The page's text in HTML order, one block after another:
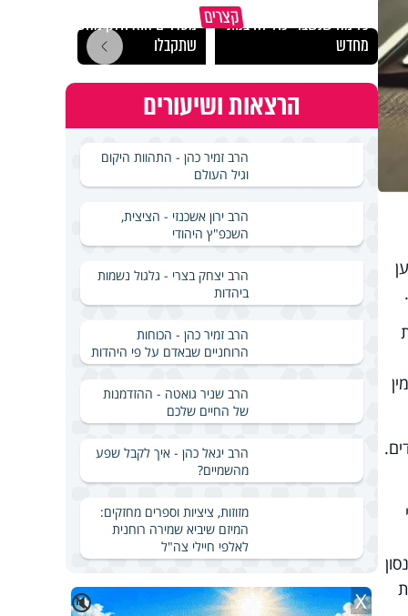
קצריםכל מה שנשבר יכול להיבנות
מחדש
מסדרים הוא חלק מהשפע
שתקבלו
הרצאות ושיעורים
הרב זמיר כהן - התהוות היקום
וגיל העולם
הרב ירון אשכנזי - הציצית,
השכפ"ץ היהודי
הרב יצחק בצרי - גלגול נשמות
ביהדות
הרב זמיר כהן - הכוחות
הרוחניים שבאדם על פי היהדות
הרב שניר גואטה - ההזדמנות
של החיים שלכם
הרב יגאל כהן - איך לקבל שפע
מהשמיים?
מזוזות, ציציות וספרים מחזקים:
המיזם שיביא שמירה רוחנית
לאלפי חיילי צה"ל
🔇 X